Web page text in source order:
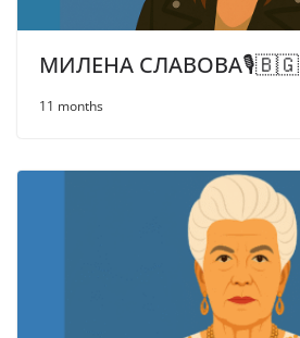
МИЛЕНА СЛАВОВА🎙️🇧🇬
11 months